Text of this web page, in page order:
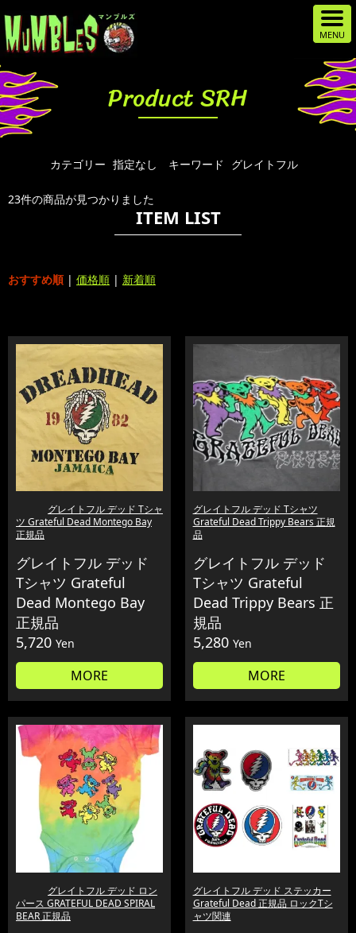
Product SRH
カテゴリー 指定なし キーワード グレイトフル
23件の商品が見つかりました
ITEM LIST
おすすめ順 | 価格順 | 新着順
グレイトフル デッド Tシャ
ツ Grateful Dead Montego Bay
正規品
グレイトフル デッド
Tシャツ Grateful
Dead Montego Bay
正規品
5,720 Yen
MORE
グレイトフル デッド Tシャツ
Grateful Dead Trippy Bears 正規
品
グレイトフル デッド
Tシャツ Grateful
Dead Trippy Bears 正
規品
5,280 Yen
MORE
グレイトフル デッド ロン
パース GRATEFUL DEAD SPIRAL
BEAR 正規品
グレイトフル デッド ステッカー
Grateful Dead 正規品 ロックTシ
ャツ関連